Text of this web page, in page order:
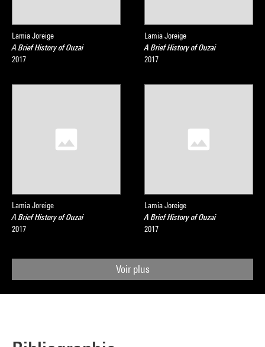
Lamia Joreige
A Brief History of Ouzai
2017
Lamia Joreige
A Brief History of Ouzai
2017
Lamia Joreige
A Brief History of Ouzai
2017
Lamia Joreige
A Brief History of Ouzai
2017
Voir plus